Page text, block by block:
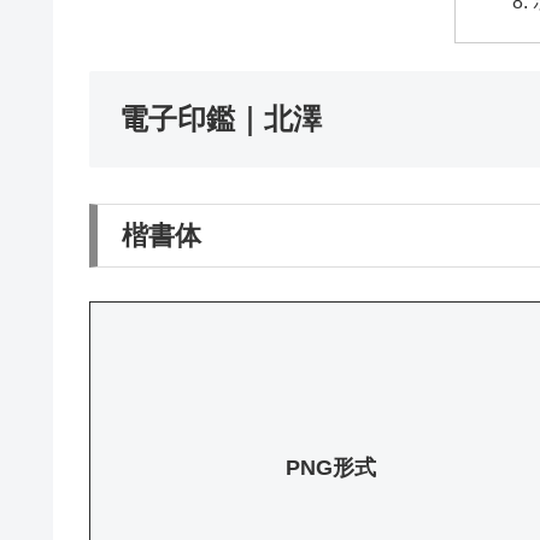
電子印鑑｜北澤
楷書体
PNG形式